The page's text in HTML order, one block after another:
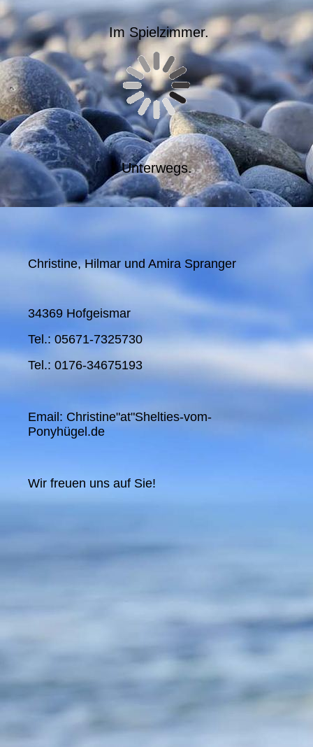
Im Spielzimmer.
Unterwegs.
Christine, Hilmar und Amira Spranger
34369 Hofgeismar
Tel.: 05671-7325730
Tel.: 0176-34675193
Email: Christine"at"Shelties-vom-
Ponyhügel.de
Wir freuen uns auf Sie!